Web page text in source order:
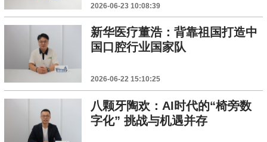
2026-06-23 10:08:39
新华医疗董浩：背靠祖国打造中
国口腔行业国家队
2026-06-22 15:10:25
八颗牙陶欢：AI时代的“椅旁数
字化” 挑战与机遇并存